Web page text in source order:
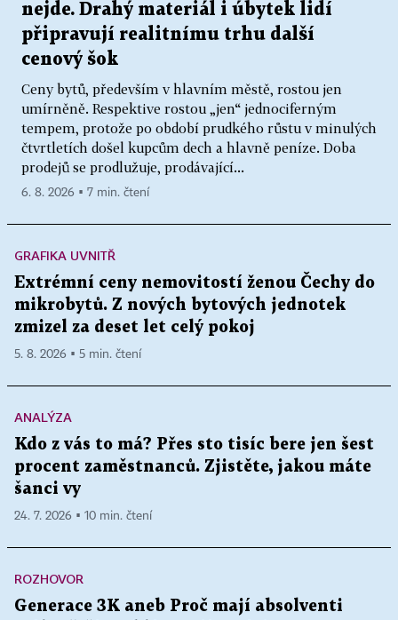
nejde. Drahý materiál i úbytek lidí
připravují realitnímu trhu další
cenový šok
Ceny bytů, především v hlavním městě, rostou jen
umírněně. Respektive rostou „jen“ jednociferným
tempem, protože po období prudkého růstu v minulých
čtvrtletích došel kupcům dech a hlavně peníze. Doba
prodejů se prodlužuje, prodávající...
6. 8. 2026 ▪ 7 min. čtení
GRAFIKA UVNITŘ
Extrémní ceny nemovitostí ženou Čechy do
mikrobytů. Z nových bytových jednotek
zmizel za deset let celý pokoj
5. 8. 2026 ▪ 5 min. čtení
ANALÝZA
Kdo z vás to má? Přes sto tisíc bere jen šest
procent zaměstnanců. Zjistěte, jakou máte
šanci vy
24. 7. 2026 ▪ 10 min. čtení
ROZHOVOR
Generace 3K aneb Proč mají absolventi